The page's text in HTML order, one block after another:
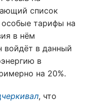
список
тарифы на
в нём
войдёт в данный
в
на 20%.
, что